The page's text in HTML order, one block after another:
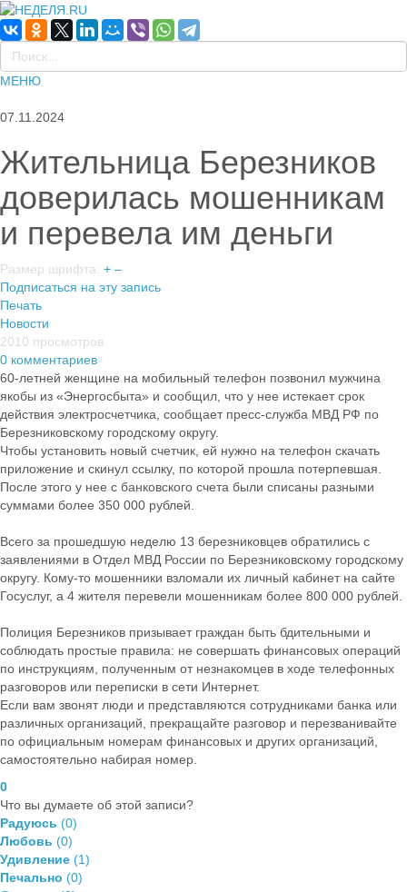
МЕНЮ
07.11.2024
Жительница Березников
доверилась мошенникам
и перевела им деньги
Размер шрифта: + –
Подписаться на эту запись
Печать
Новости
2010 просмотров
0 комментариев
60-летней женщине на мобильный телефон позвонил мужчина
якобы из «Энергосбыта» и сообщил, что у нее истекает срок
действия электросчетчика, сообщает пресс-служба МВД РФ по
Березниковскому городскому округу.
Чтобы установить новый счетчик, ей нужно на телефон скачать
приложение и скинул ссылку, по которой прошла потерпевшая.
После этого у нее с банковского счета были списаны разными
суммами более 350 000 рублей.
Всего за прошедшую неделю 13 березниковцев обратились с
заявлениями в Отдел МВД России по Березниковскому городскому
округу. Кому-то мошенники взломали их личный кабинет на сайте
Госуслуг, а 4 жителя перевели мошенникам более 800 000 рублей.
Полиция Березников призывает граждан быть бдительными и
соблюдать простые правила: не совершать финансовых операций
по инструкциям, полученным от незнакомцев в ходе телефонных
разговоров или переписки в сети Интернет.
Если вам звонят люди и представляются сотрудниками банка или
различных организаций, прекращайте разговор и перезванивайте
по официальным номерам финансовых и других организаций,
самостоятельно набирая номер.
0
Что вы думаете об этой записи?
Радуюсь (0)
Любовь (0)
Удивление (1)
Печально (0)